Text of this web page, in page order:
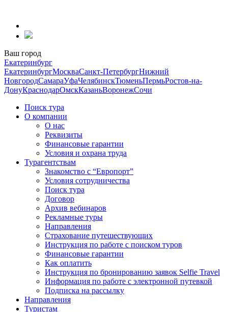
содержанию
Ваш город
Екатеринбург
ЕкатеринбургМоскваСанкт-ПетербургНижний
НовгородСамараУфаЧелябинскТюменьПермьРостов-на-
ДонуКраснодарОмскКазаньВоронежСочи
Поиск тура
О компании
О нас
Реквизиты
Финансовые гарантии
Условия и охрана труда
Турагентствам
Знакомство с “Европорт”
Условия сотрудничества
Поиск тура
Договор
Архив вебинаров
Рекламные туры
Направления
Страхование путешествующих
Инструкция по работе с поиском туров
Финансовые гарантии
Как оплатить
Инструкция по бронированию заявок Selfie Travel
Информация по работе с электронной путевкой
Подписка на рассылку
Направления
Туристам